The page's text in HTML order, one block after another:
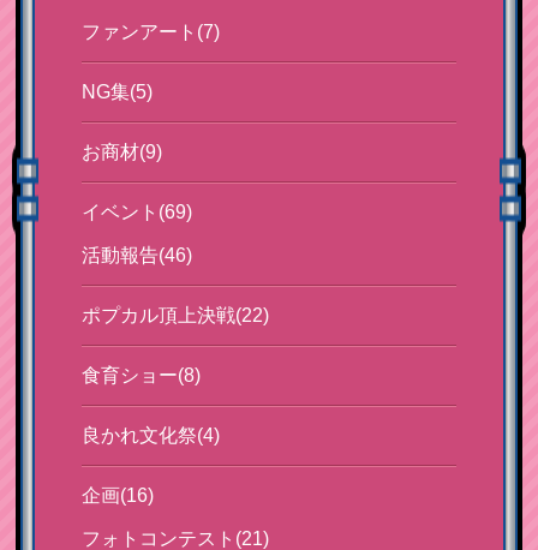
ファンアート(7)
NG集(5)
お商材(9)
イベント(69)
活動報告(46)
ポプカル頂上決戦(22)
食育ショー(8)
良かれ文化祭(4)
企画(16)
フォトコンテスト(21)